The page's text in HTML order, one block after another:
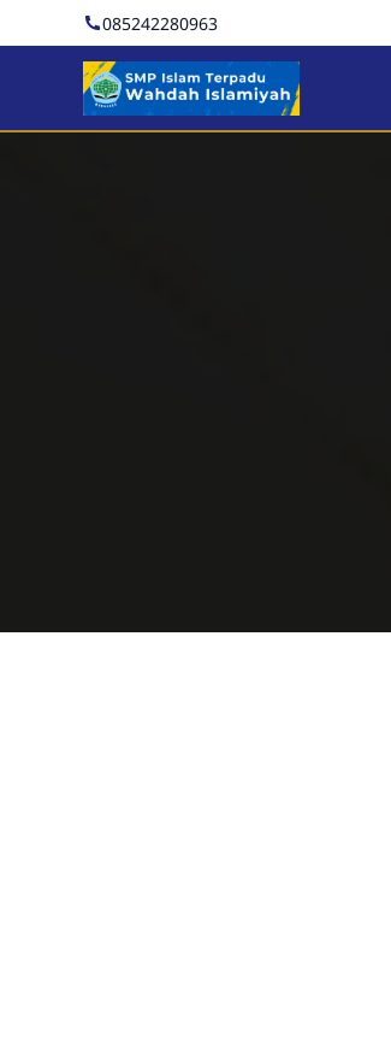
085242280963
SMP Islam